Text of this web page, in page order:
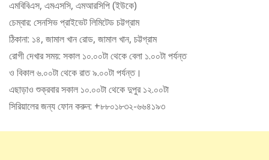
এমবিবিএস, এমএসসি, এমআরসিপি (ইউকে)
চেম্বার: সেনসিভ প্রাইভেট লিমিটেড চট্টগ্রাম
ঠিকানা: ১৪, জামাল খান রোড, জামাল খান, চট্টগ্রাম
রোগী দেখার সময়: সকাল ১০.০০টা থেকে বেলা ১.০০টা পর্যন্ত
ও বিকাল ৬.০০টা থেকে রাত ৯.০০টা পর্যন্ত।
এছাড়াও শুক্রবার সকাল ১০.০০টা থেকে দুপুর ১২.০০টা
সিরিয়ালের জন্য ফোন করুন: +৮৮০১৮৩২-৬৬৪১৯৩